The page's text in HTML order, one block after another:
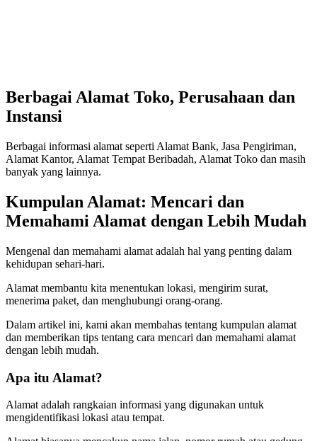
Berbagai Alamat Toko, Perusahaan dan
Instansi
Berbagai informasi alamat seperti Alamat Bank, Jasa Pengiriman,
Alamat Kantor, Alamat Tempat Beribadah, Alamat Toko dan masih
banyak yang lainnya.
Kumpulan Alamat: Mencari dan
Memahami Alamat dengan Lebih Mudah
Mengenal dan memahami alamat adalah hal yang penting dalam
kehidupan sehari-hari.
Alamat membantu kita menentukan lokasi, mengirim surat,
menerima paket, dan menghubungi orang-orang.
Dalam artikel ini, kami akan membahas tentang kumpulan alamat
dan memberikan tips tentang cara mencari dan memahami alamat
dengan lebih mudah.
Apa itu Alamat?
Alamat adalah rangkaian informasi yang digunakan untuk
mengidentifikasi lokasi atau tempat.